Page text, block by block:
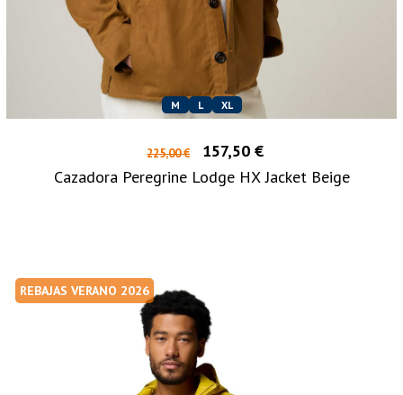
M L XL
225,00 €
157,50 €
Cazadora Peregrine Lodge HX Jacket Beige
REBAJAS VERANO 2026